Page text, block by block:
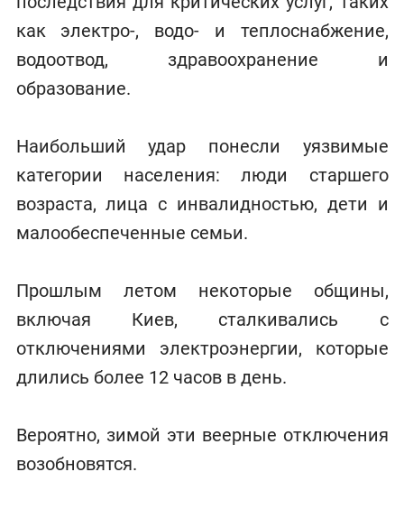
как электро-, водо- и теплоснабжение,
водоотвод, здравоохранение и
образование.
Наибольший удар понесли уязвимые
категории населения: люди старшего
возраста, лица с инвалидностью, дети и
малообеспеченные семьи.
Прошлым летом некоторые общины,
включая Киев, сталкивались с
отключениями электроэнергии, которые
длились более 12 часов в день.
Вероятно, зимой эти веерные отключения
возобновятся.